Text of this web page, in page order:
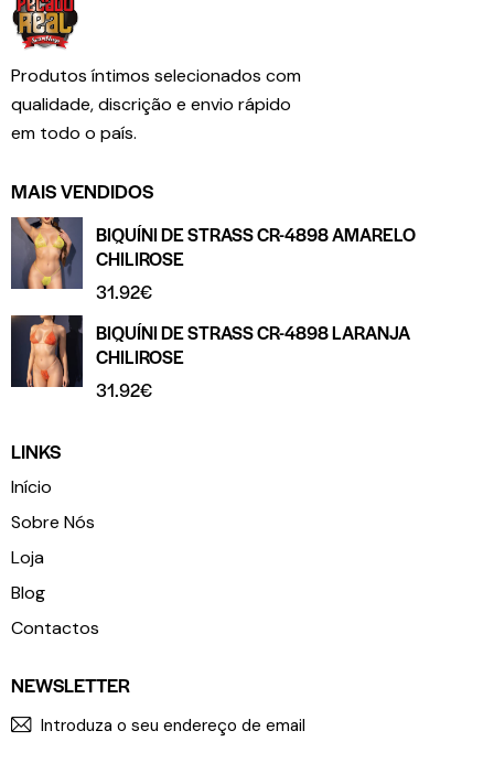
Produtos íntimos selecionados com
qualidade, discrição e envio rápido
em todo o país.
MAIS VENDIDOS
BIQUÍNI DE STRASS CR-4898 AMARELO
CHILIROSE
31.92€
BIQUÍNI DE STRASS CR-4898 LARANJA
CHILIROSE
31.92€
LINKS
Início
Sobre Nós
Loja
Blog
Contactos
NEWSLETTER